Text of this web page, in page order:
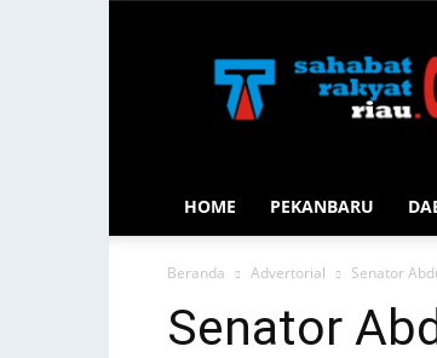
Rakyat
Riau
HOME PEKANBARU
Beranda Advertorial Senator
Senator